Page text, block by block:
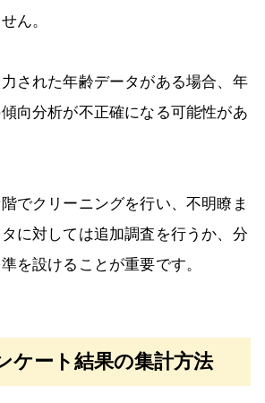
ん。
された年齢データがある場合、年
向分析が不正確になる可能性があ
でクリーニングを行い、不明瞭ま
に対しては追加調査を行うか、分
を設けることが重要です。
ケート結果の集計方法